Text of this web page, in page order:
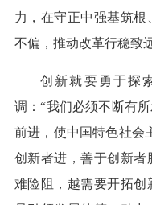
力，在守正中强基筑
不偏，推动改革行稳致远
创新就要勇于探
调：“我们必须不断有
前进，使中国特色社会
创新者进，善于创新者
难险阻，越需要开拓创